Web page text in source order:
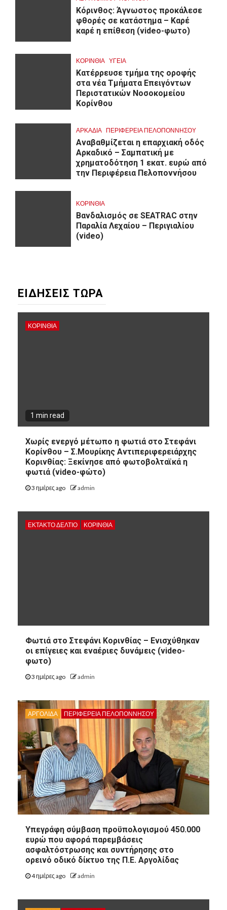
Κόρινθος: Άγνωστος προκάλεσε
φθορές σε κατάστημα – Καρέ
καρέ η επίθεση (video-φωτο)
ΚΟΡΙΝΘΊΑ ΥΓΕΙΑ
Kατέρρευσε τμήμα της οροφής
στα νέα Τμήματα Επειγόντων
Περιστατικών Νοσοκομείου
Κορίνθου
ΑΡΚΑΔΊΑ ΠΕΡΙΦΈΡΕΙΑ ΠΕΛΟΠΟΝΝΉΣΟΥ
Αναβαθμίζεται η επαρχιακή οδός
Αρκαδικό – Σαμπατική με
χρηματοδότηση 1 εκατ. ευρώ από
την Περιφέρεια Πελοποννήσου
ΚΟΡΙΝΘΊΑ
Βανδαλισμός σε SEATRAC στην
Παραλία Λεχαίου – Περιγιαλίου
(video)
ΕΙΔΗΣΕΙΣ ΤΩΡΑ
ΚΟΡΙΝΘΊΑ
1 min read
Χωρίς ενεργό μέτωπο η φωτιά στο Στεφάνι
Κορίνθου – Σ.Μουρίκης Αντιπεριφερειάρχης
Κορινθίας: Ξεκίνησε από φωτοβολταϊκά η
φωτιά (video-φώτο)
3 ημέρες ago admin
ΕΚΤΑΚΤΟ ΔΕΛΤΙΟ ΚΟΡΙΝΘΊΑ
Φωτιά στο Στεφάνι Κορινθίας – Ενισχύθηκαν
οι επίγειες και εναέριες δυνάμεις (video-
φωτο)
3 ημέρες ago admin
ΑΡΓΟΛΙΔΑ ΠΕΡΙΦΈΡΕΙΑ ΠΕΛΟΠΟΝΝΉΣΟΥ
Υπεγράφη σύμβαση προϋπολογισμού 450.000
ευρώ που αφορά παρεμβάσεις
ασφαλτόστρωσης και συντήρησης στο
ορεινό οδικό δίκτυο της Π.Ε. Αργολίδας
4 ημέρες ago admin
ΠΕΡΙΦΈΡΕΙΑ ΠΕΛΟΠΟΝΝΉΣΟΥ
ΠΟΛΙΤΙΣΜΌΣ
Άργος: Η Κατερίνα
Δημακοπούλου ομιλήτρια στο
Ρόλοι, Μια Ταυτότητα”